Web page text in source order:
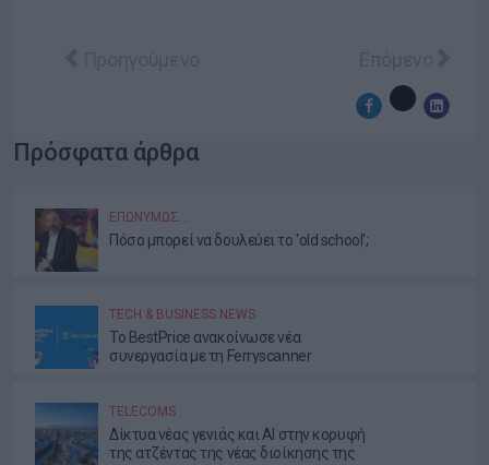
Πρόσφατα άρθρα
ΕΠΩΝΎΜΩΣ…
Πόσο μπορεί να δουλεύει το 'old school';
TECH & BUSINESS NEWS
Το BestPrice ανακοίνωσε νέα
συνεργασία με τη Ferryscanner
TELECOMS
Δίκτυα νέας γενιάς και AI στην κορυφή
της ατζέντας της νέας διοίκησης της